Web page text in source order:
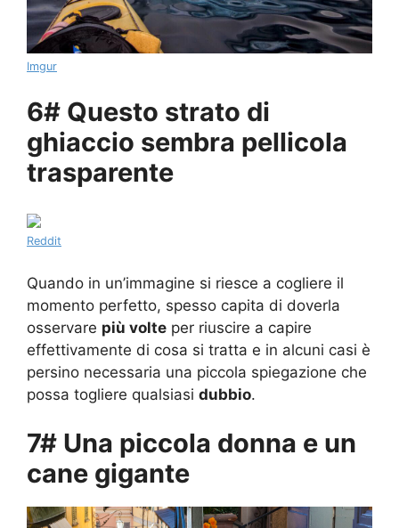
Imgur
6# Questo strato di
ghiaccio sembra pellicola
trasparente
Reddit
Quando in un’immagine si riesce a cogliere il
momento perfetto, spesso capita di doverla
osservare più volte per riuscire a capire
effettivamente di cosa si tratta e in alcuni casi è
persino necessaria una piccola spiegazione che
possa togliere qualsiasi dubbio.
7# Una piccola donna e un
cane gigante